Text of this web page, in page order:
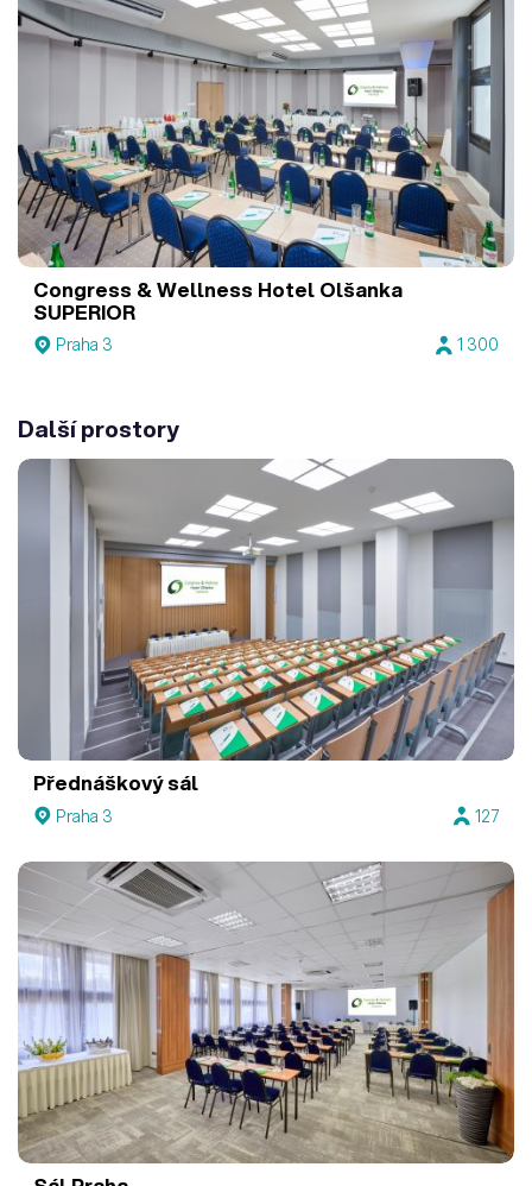
Congress & Wellness Hotel Olšanka
SUPERIOR
Praha 3 1 300
Další prostory
Přednáškový sál
Praha 3 127